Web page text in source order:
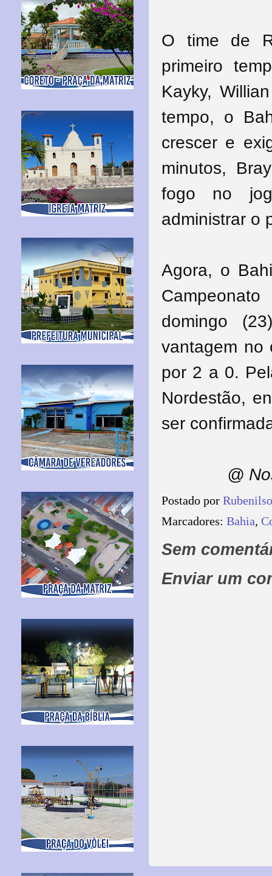
O time de
primeiro
Kayky,
tempo, o
crescer e
minutos,
fogo no
administrar o
Agora, o
domingo
vantagem no
por 2 a 0.
Nordestão,
ser
@
Postado por
Marcadores: Bahia,
Sem
Enviar um